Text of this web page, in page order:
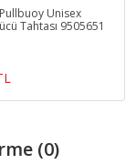
Unisex
Tahtası 9505651
(0)